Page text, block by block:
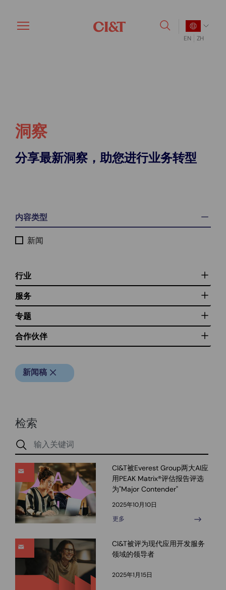
to
main
EN ZH
洞察
分享最新洞察，助您进行业务转型
内容类型
新闻
行业
服务
专题
合作伙伴
新闻稿
检索
CI&T被Everest Group两大AI应
用PEAK Matrix®评估报告评选
为"Major Contender"
2025年10月10日
更多
CI&T被评为现代应用开发服务
领域的领导者
2025年1月15日